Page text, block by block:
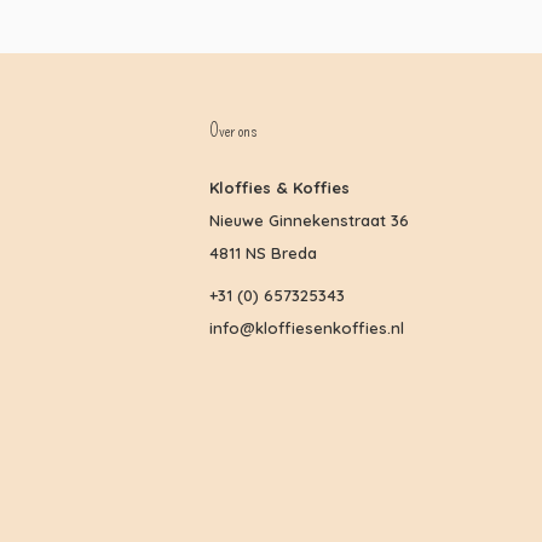
Over ons
Kloffies & Koffies
Nieuwe Ginnekenstraat 36
4811 NS Breda
+31 (0) 657325343
info@kloffiesenkoffies.nl